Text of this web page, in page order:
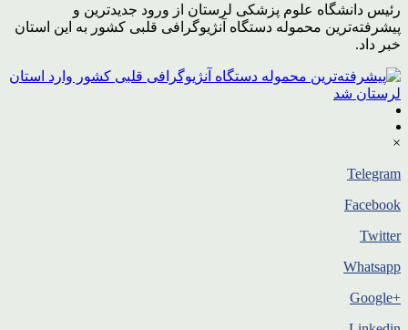
رئیس دانشگاه علوم پزشکی لرستان از ورود جدیدترین و
پیشرفته‌ترین محموله دستگاه آنژیوگرافی قلبی کشور به این استان
خبر داد.
×
Telegram
Facebook
Twitter
Whatsapp
+Google